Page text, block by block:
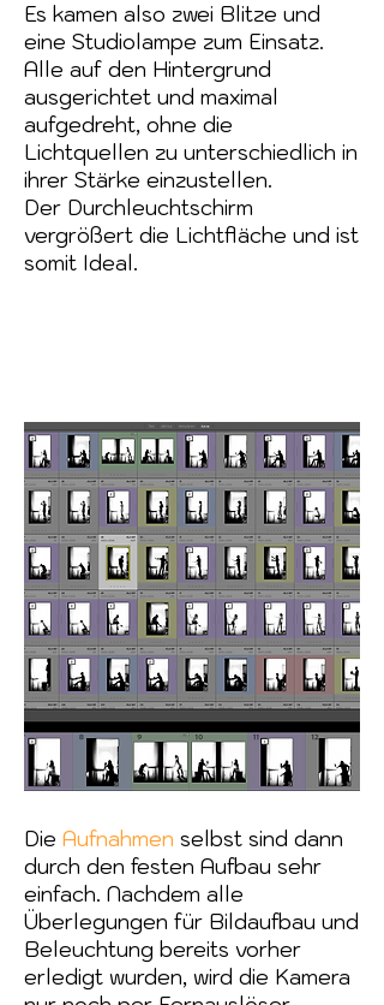
Es kamen also zwei Blitze und
eine Studiolampe zum Einsatz.
Alle auf den Hintergrund
ausgerichtet und maximal
aufgedreht, ohne die
Lichtquellen zu unterschiedlich in
ihrer Stärke einzustellen.
Der Durchleuchtschirm
vergrößert die Lichtfläche und ist
somit Ideal.
Die Aufnahmen selbst sind dann
durch den festen Aufbau sehr
einfach. Nachdem alle
Überlegungen für Bildaufbau und
Beleuchtung bereits vorher
erledigt wurden, wird die Kamera